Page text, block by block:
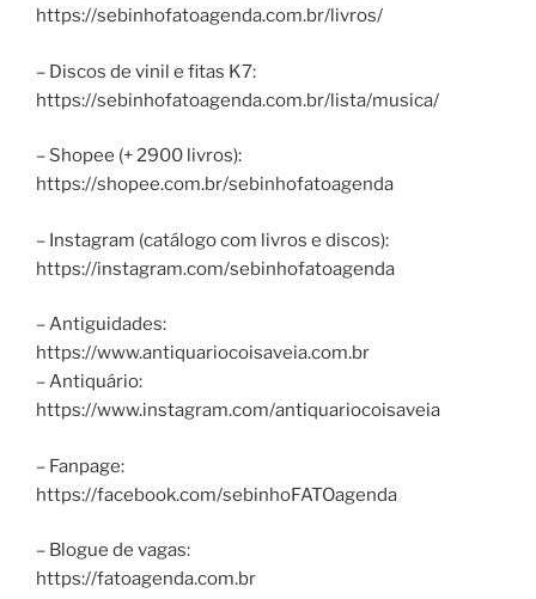
https://sebinhofatoagenda.com.br/livros/
– Discos de vinil e fitas K7:
https://sebinhofatoagenda.com.br/lista/musica/
– Shopee (+ 2900 livros):
https://shopee.com.br/sebinhofatoagenda
– Instagram (catálogo com livros e discos):
https://instagram.com/sebinhofatoagenda
– Antiguidades:
https://www.antiquariocoisaveia.com.br
– Antiquário:
https://www.instagram.com/antiquariocoisaveia
– Fanpage:
https://facebook.com/sebinhoFATOagenda
– Blogue de vagas:
https://fatoagenda.com.br